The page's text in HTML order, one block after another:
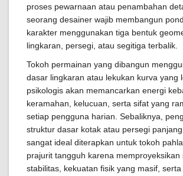
proses pewarnaan atau penambahan
seorang desainer wajib membangun
karakter menggunakan tiga bentuk
lingkaran, persegi, atau segitiga terbalik.
Tokoh permainan yang dibangun
dasar lingkaran atau lekukan kurva yang
psikologis akan memancarkan energi
keramahan, kelucuan, serta sifat yang
setiap pengguna harian. Sebaliknya,
struktur dasar kotak atau persegi
sangat ideal diterapkan untuk tokoh
prajurit tangguh karena memproyeksikan
stabilitas, kekuatan fisik yang masif, serta